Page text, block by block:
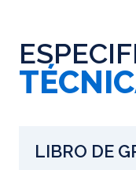
LIBRO DE